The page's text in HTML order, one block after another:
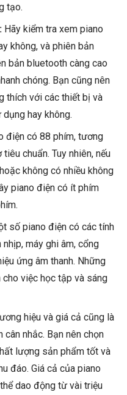
tạo.
Hãy kiểm tra xem piano
không, và phiên bản
bản bluetooth càng cao
chóng. Bạn cũng nên
thích với các thiết bị và
hay không.
điện có 88 phím, tương
chuẩn. Tuy nhiên, nếu
không có nhiều không
piano điện có ít phím
số piano điện có các tính
máy ghi âm, cổng
ứng âm thanh. Những
việc học tập và sáng
hiệu và giá cả cũng là
nhắc. Bạn nên chọn
lượng sản phẩm tốt và
đáo. Giá cả của piano
dao động từ vài triệu